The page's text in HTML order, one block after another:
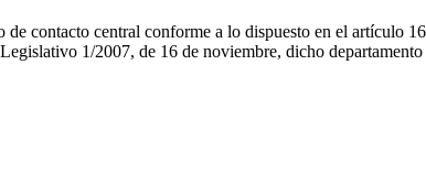
contacto central conforme a lo dispuesto en el artículo
1/2007, de 16 de noviembre, dicho